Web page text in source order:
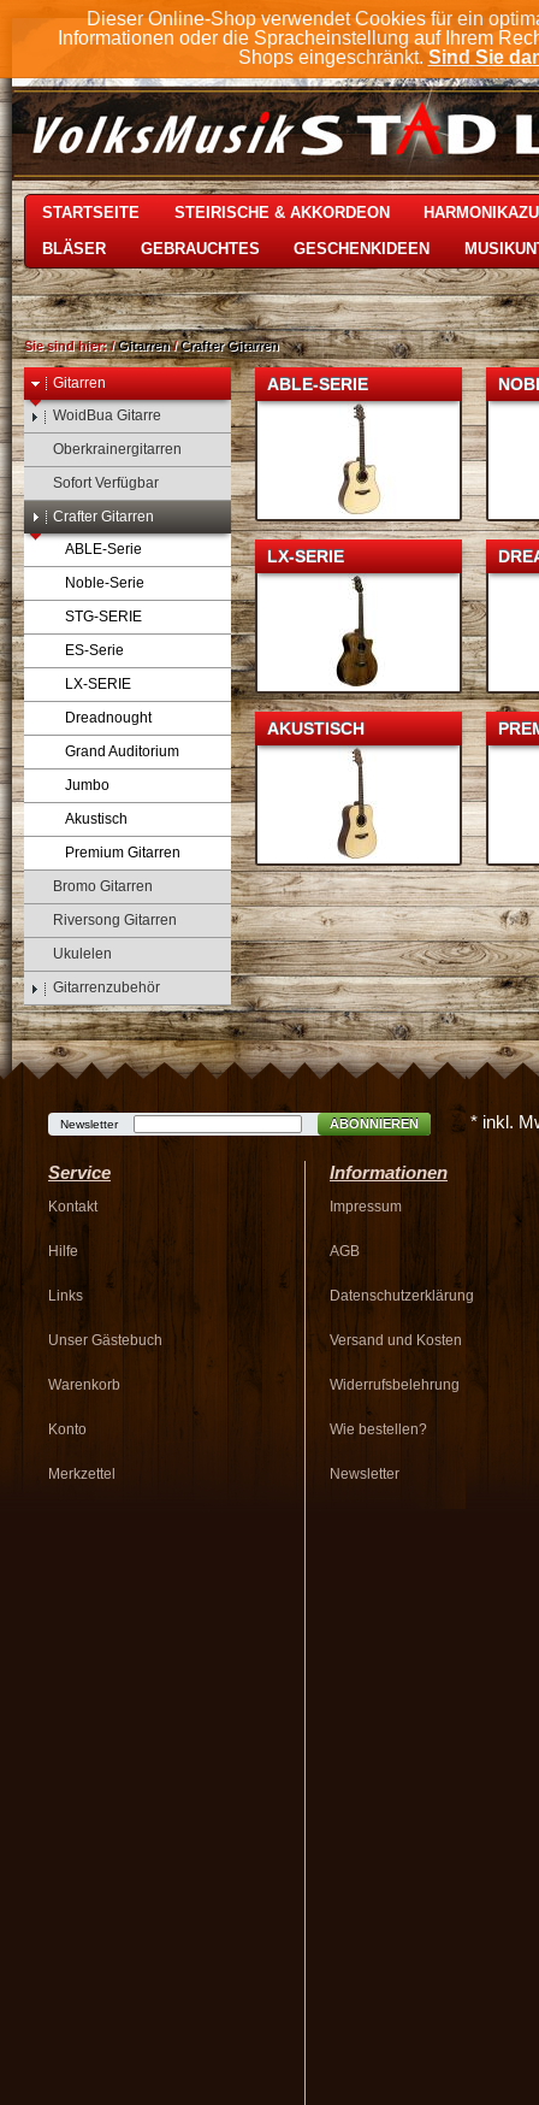
Dieser Online-Shop verwendet Cookies für ein
Informationen oder die Spracheinstellung auf Ihrem
Shops eingeschränkt. Sind Sie
STARTSEITE STEIRISCHE & AKKORDEON
BLÄSER GEBRAUCHTES GESCHENKIDEEN
Sie sind hier:/Gitarren/Crafter Gitarren
Gitarren
WoidBua Gitarre
Oberkrainergitarren
Sofort Verfügbar
Crafter Gitarren
ABLE-Serie
Noble-Serie
STG-SERIE
ES-Serie
LX-SERIE
Dreadnought
Grand Auditorium
Jumbo
Akustisch
Premium Gitarren
Bromo Gitarren
Riversong Gitarren
Ukulelen
Gitarrenzubehör
ABLE-SERIE
LX-SERIE
AKUSTISCH
Newsletter ABONNIEREN * inkl.
Service
Kontakt
Hilfe
Links
Unser Gästebuch
Warenkorb
Konto
Merkzettel
Informationen
Impressum
AGB
Datenschutzerklärung
Versand und Kosten
Widerrufsbelehrung
Wie bestellen?
Newsletter